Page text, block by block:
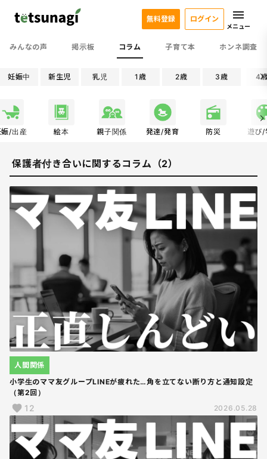
みんなの声 掲示板 コラム 子育て本 ホンネ調査
無料登録 ログイン
メニュー
妊娠中 新生児 乳児 1歳 2歳 3歳 4
娠/出産 絵本 親子関係 発達/発育 防災 遊び/
保護者付き合いに関するコラム（2）
小学生のママ友グループLINEが疲れた…角を立てない断り方と通知設定
（第2回）
人間関係
12 2026.05.28